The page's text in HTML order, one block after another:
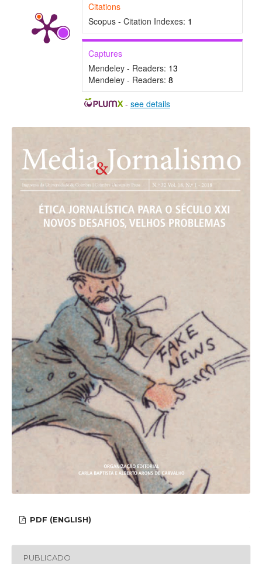
Citations
Scopus - Citation Indexes: 1
Captures
Mendeley - Readers: 13
Mendeley - Readers: 8
- see details
PDF (ENGLISH)
PUBLICADO